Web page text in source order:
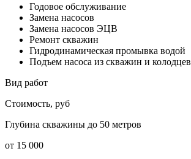
Годовое обслуживание
Замена насосов
Замена насосов ЭЦВ
Ремонт скважин
Гидродинамическая промывка водой
Подъем насоса из скважин и колодцев
Вид работ
Стоимость, руб
Глубина скважины до 50 метров
от 15 000